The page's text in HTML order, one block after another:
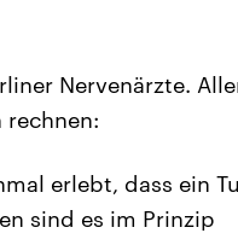
Nervenärzte.
erlebt, dass ein
sind es im Prinzip